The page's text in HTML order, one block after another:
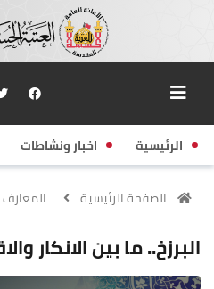
الرئيسية اخبار ونشاطات
الصفحة الرئيسية المعارف
البرزخ.. ما بين الانكار